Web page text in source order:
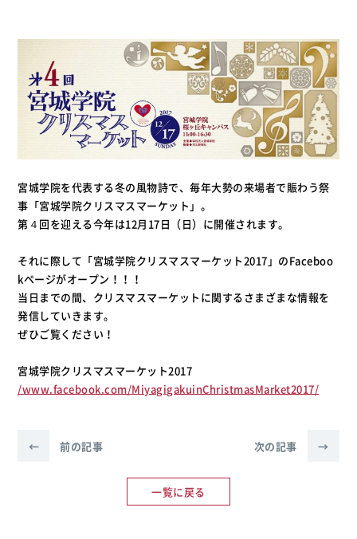
宮城学院を代表する冬の風物詩で、毎年大勢の来場者で賑わう祭
事「宮城学院クリスマスマーケット」。
第４回を迎える今年は12月17日（日）に開催されます。
それに際して「宮城学院クリスマスマーケット2017」のFaceboo
kページがオープン！！！
当日までの間、クリスマスマーケットに関するさまざまな情報を
発信していきます。
ぜひご覧ください！
宮城学院クリスマスマーケット2017
/www.facebook.com/MiyagigakuinChristmasMarket2017/
← 前の記事
一覧に戻る
次の記事 →